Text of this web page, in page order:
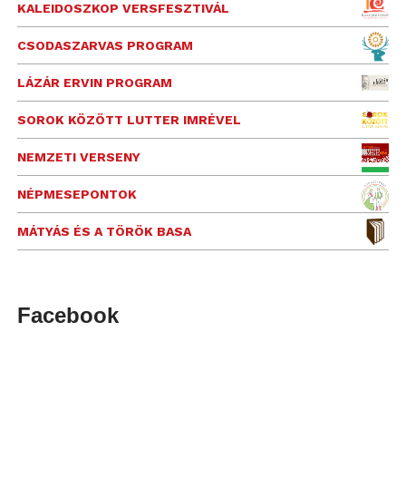
KALEIDOSZKOP VERSFESZTIVÁL
CSODASZARVAS PROGRAM
LÁZÁR ERVIN PROGRAM
SOROK KÖZÖTT LUTTER IMRÉVEL
NEMZETI VERSENY
NÉPMESEPONTOK
MÁTYÁS ÉS A TÖRÖK BASA
Facebook